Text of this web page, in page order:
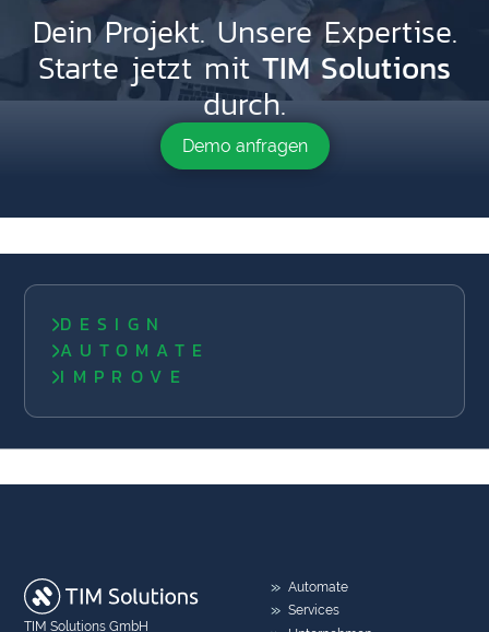
Dein Projekt. Unsere Expertise.
Starte jetzt mitTIM Solutions
durch.
Demo anfragen
DESIGN
AUTOMATE
IMPROVE
TIM Solutions GmbH
Automate
Services